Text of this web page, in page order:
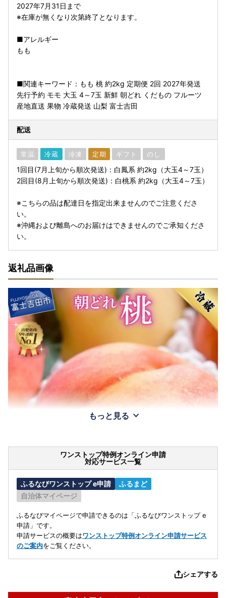
2027年7月31日まで
※在庫が無くなり次第終了となります。
■アレルギー
もも
■関連キーワード：もも 桃 約2kg 定期便 2回 2027年発送
先行予約 モモ 大玉 4～7玉 新鮮 朝どれ くだもの フルーツ
産地直送 果物 冷蔵発送 山梨 富士吉田
配送
常温 冷蔵 冷凍 定期 ギフト のし
1回目(7月上旬から順次発送)：白鳳系 約2kg（大玉4～7玉）
2回目(8月上旬から順次発送)：白桃系 約2kg（大玉4～7玉）
※こちらの品は配達日を指定出来ませんのでご注意くださ
い。
※沖縄および離島へのお届けはできませんのでご承知くださ
い。
返礼品画像
もっと見る
ワンストップ特例オンライン申請
対応サービス一覧
ふるなびワンストップ e申請
ふるまど
自治体マイページ
ふるなびマイページで申請できるのは「ふるなびワンストップ e
申請」です。
申請サービスの概要はワンストップ特例オンライン申請サービス
のご案内をご覧ください。
シェアする